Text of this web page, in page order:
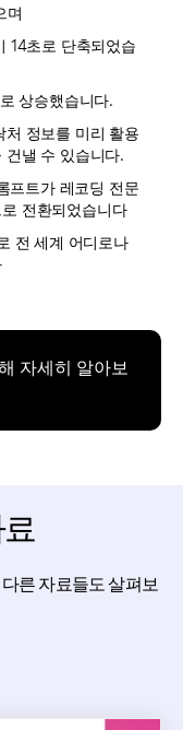
며
14초로 단축되었습
상승했습니다.
처 정보를 미리 활용
건낼 수 있습니다.
프트가 레코딩 전문
전환되었습니다
전 세계 어디로나
자세히 알아보
른 자료들도 살펴보